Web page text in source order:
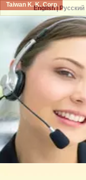
Taiwan K. K. Corp.
English| Русский|